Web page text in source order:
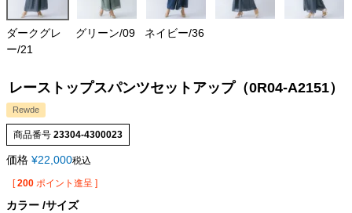
ダークグレ
ー/21
グリーン/09 ネイビー/36
レーストップスパンツセットアップ（0R04-A2151）
Rewde
商品番号 23304-4300023
価格 ¥22,000税込
[ 200 ポイント進呈 ]
カラー サイズ